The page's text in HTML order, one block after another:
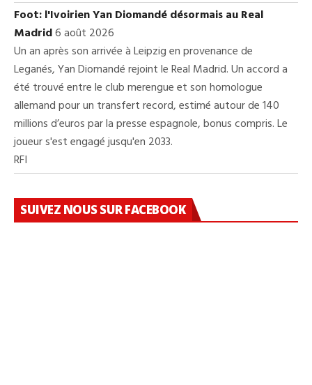
Foot: l'Ivoirien Yan Diomandé désormais au Real
Madrid6 août 2026
Un an après son arrivée à Leipzig en provenance de
Leganés, Yan Diomandé rejoint le Real Madrid. Un accord a
été trouvé entre le club merengue et son homologue
allemand pour un transfert record, estimé autour de 140
millions d’euros par la presse espagnole, bonus compris. Le
joueur s'est engagé jusqu'en 2033.
RFI
SUIVEZ NOUS SUR FACEBOOK